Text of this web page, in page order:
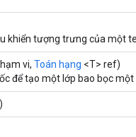
khiển tượng trưng của một
vi, Toán hạng <T> ref)
để tạo một lớp bao bọc